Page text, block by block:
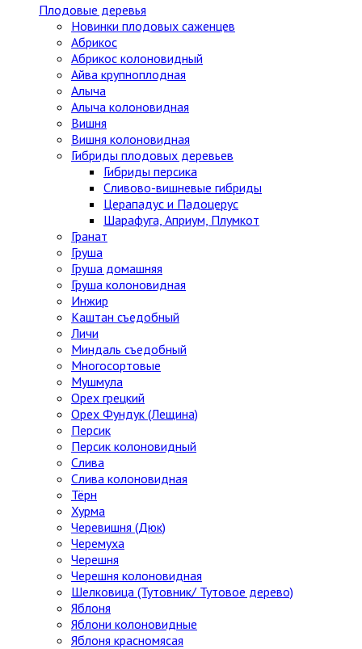
Плодовые деревья
Новинки плодовых саженцев
Абрикос
Абрикос колоновидный
Айва крупноплодная
Алыча
Алыча колоновидная
Вишня
Вишня колоновидная
Гибриды плодовых деревьев
Гибриды персика
Сливово-вишневые гибриды
Церападус и Падоцерус
Шарафуга, Априум, Плумкот
Гранат
Груша
Груша домашняя
Груша колоновидная
Инжир
Каштан съедобный
Личи
Миндаль съедобный
Многосортовые
Мушмула
Орех грецкий
Орех Фундук (Лещина)
Персик
Персик колоновидный
Слива
Слива колоновидная
Тёрн
Хурма
Черевишня (Дюк)
Черемуха
Черешня
Черешня колоновидная
Шелковица (Тутовник/ Тутовое дерево)
Яблоня
Яблони колоновидные
Яблоня красномясая